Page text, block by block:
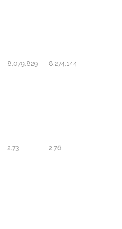
8,079,829 8,274,144
2.73 2.76